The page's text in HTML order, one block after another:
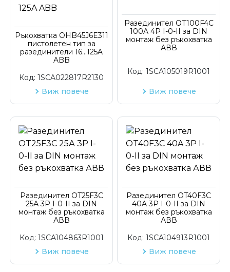
Ръкохватка OHB45J6E311
пистолетен тип за
разединители 16…125A
ABB
Код: 1SCA022817R2130
Виж повече
Разединител OT100F4C
100A 4P I-0-II за DIN
монтаж без ръкохватка
АВВ
Код: 1SCA105019R1001
Виж повече
Разединител OT25F3C
25А 3P I-0-II за DIN
монтаж без ръкохватка
АВВ
Код: 1SCA104863R1001
Виж повече
Разединител OT40F3C
40A 3P I-0-II за DIN
монтаж без ръкохватка
АВВ
Код: 1SCA104913R1001
Виж повече